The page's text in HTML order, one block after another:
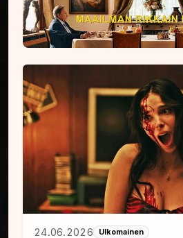
24.06.2026 Ulkomainen